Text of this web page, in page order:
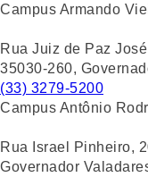
Campus Armando
Rua Juiz de Paz
35030-260,
(33) 3279-5200
Campus Antônio
Rua Israel Pinheiro,
Governador